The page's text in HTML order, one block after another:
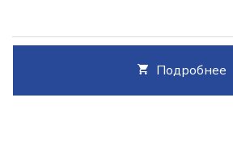
Подробнее